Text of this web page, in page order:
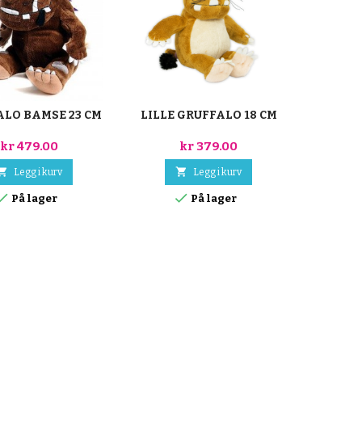
BAMSE 23 CM
kr 479.00
Legg i kurv
På lager
LILLE GRUFFALO 18 CM
kr 379.00
 Legg i kurv
 På lager